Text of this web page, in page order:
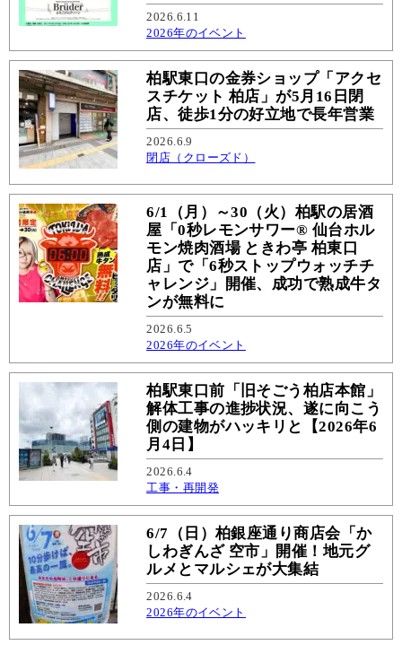
2026.6.11
2026年のイベント
柏駅東口の金券ショップ「アクセ
スチケット 柏店」が5月16日閉
店、徒歩1分の好立地で長年営業
2026.6.9
閉店（クローズド）
6/1（月）～30（火）柏駅の居酒
屋「0秒レモンサワー® 仙台ホル
モン焼肉酒場 ときわ亭 柏東口
店」で「6秒ストップウォッチチ
ャレンジ」開催、成功で熟成牛タ
ンが無料に
2026.6.5
2026年のイベント
柏駅東口前「旧そごう柏店本館」
解体工事の進捗状況、遂に向こう
側の建物がハッキリと【2026年6
月4日】
2026.6.4
工事・再開発
6/7（日）柏銀座通り商店会「か
しわぎんざ 空市」開催！地元グ
ルメとマルシェが大集結
2026.6.4
2026年のイベント